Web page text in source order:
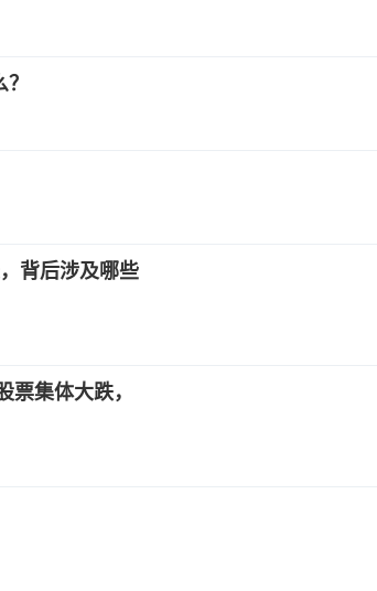
背后涉及哪些
集体大跌，